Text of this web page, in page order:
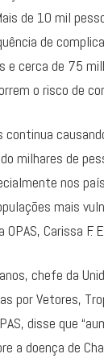
de 10 mil
de
e cerca de 75
o risco de
continua
milhares de
nos
mais
Carissa F.
chefe da
por Vetores,
disse que
a doença de